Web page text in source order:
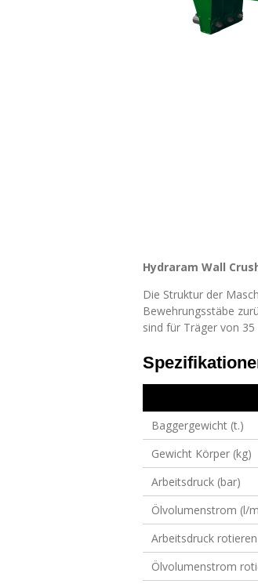
Hydraram Wall
Die Struktur der
Bewehrungsstäbe
sind für Träger von
Baggergewicht (t.)
Gewicht Körper (kg)
Arbeitsdruck (bar)
Ölvolumenstrom (l/
Arbeitsdruck
Ölvolumenstrom